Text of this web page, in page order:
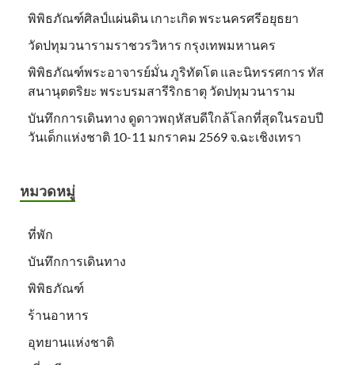
พิพิธภัณฑ์ศิลป์แผ่นดิน เกาะเกิด พระนครศรีอยุธยา
วัดปทุมวนารามราชวรวิหาร กรุงเทพมหานคร
พิพิธภัณฑ์พระอาจารย์มั่น ภูริทัตโต และนิทรรศการ ทัส
สนานุตตริยะ พระบรมสารีริกธาตุ วัดปทุมวนาราม
บันทึกการเดินทาง ดูดาวพฤหัสบดีใกล้โลกที่สุดในรอบปี
วันเด็กแห่งชาติ 10-11 มกราคม 2569 จ.ฉะเชิงเทรา
หมวดหมู่
ที่พัก
บันทึกการเดินทาง
พิพิธภัณฑ์
ร้านอาหาร
อุทยานแห่งชาติ